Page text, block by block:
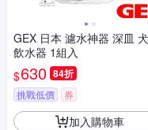
GEX 日本 濾水神器 深皿
飲水器 1組入
$630 84折
挑戰低價 券
加入購物車